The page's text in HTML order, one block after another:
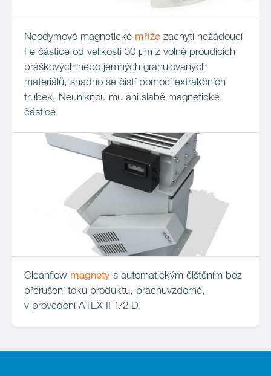
Neodymové magnetické mříže zachytí nežádoucí
Fe částice od velikosti 30 µm z volně proudících
práškových nebo jemných granulovaných
materiálů, snadno se čistí pomocí extrakčních
trubek. Neuniknou mu ani slabě magnetické
částice.
Cleanflow magnety s automatickým čištěním bez
přerušení toku produktu, prachuvzdorné,
v provedení ATEX II 1/2 D.